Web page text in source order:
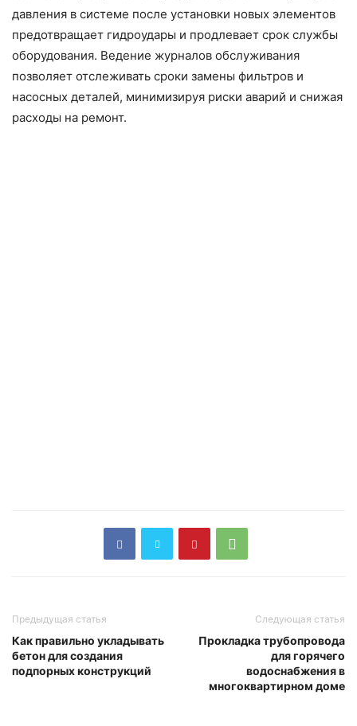
давления в системе после установки новых элементов
предотвращает гидроудары и продлевает срок службы
оборудования. Ведение журналов обслуживания
позволяет отслеживать сроки замены фильтров и
насосных деталей, минимизируя риски аварий и снижая
расходы на ремонт.
Предыдущая статья
Как правильно укладывать
бетон для создания
подпорных конструкций
Следующая статья
Прокладка трубопровода
для горячего
водоснабжения в
многоквартирном доме